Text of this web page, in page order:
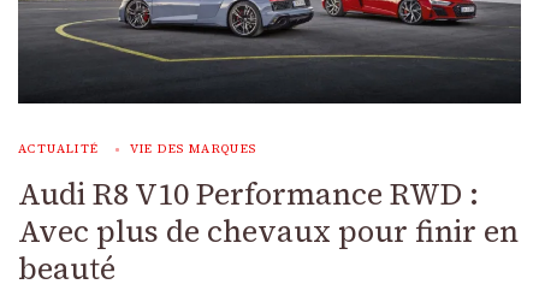
ACTUALITÉ VIE DES MARQUES
Audi R8 V10 Performance RWD :
Avec plus de chevaux pour finir en
beauté